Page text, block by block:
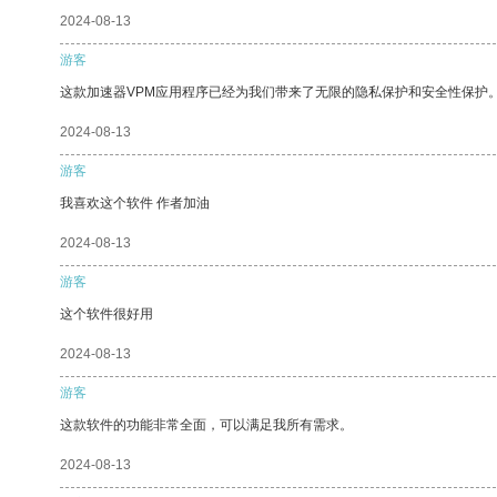
2024-08-13
游客
这款加速器VPM应用程序已经为我们带来了无限的隐私保护和安全性保护
2024-08-13
游客
我喜欢这个软件 作者加油
2024-08-13
游客
这个软件很好用
2024-08-13
游客
这款软件的功能非常全面，可以满足我所有需求。
2024-08-13